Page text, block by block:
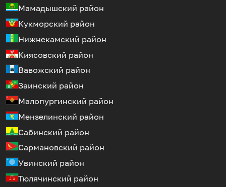
Мамадышский район
Кукморский район
Нижнекамский район
Киясовский район
Вавожский район
Заинский район
Малопургинский район
Мензелинский район
Сабинский район
Сармановский район
Увинский район
Тюлячинский район